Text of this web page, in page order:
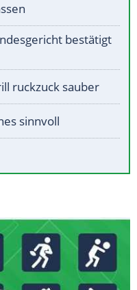
bestätigt
ruckzuck sauber
sinnvoll